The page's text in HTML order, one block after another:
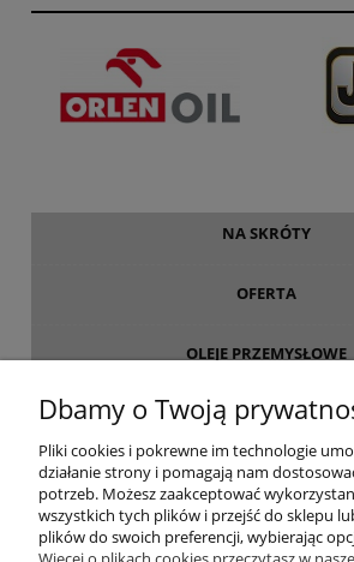
NA SKRÓTY
OFERTA
OLEJE PRZEMYSŁOWE
INFORMACJE
O FIRMIE
Dbamy o Twoją
Pliki cookies i pokrewne im technologie
działanie strony i pomagają nam
potrzeb. Możesz zaakceptować
wszystkich tych plików i przejść do sklepu
plików do swoich preferencji, wybierając